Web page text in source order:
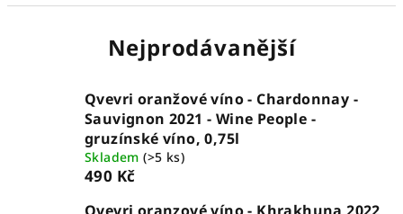
Nejprodávanější
Qvevri oranžové víno - Chardonnay -
Sauvignon 2021 - Wine People -
gruzínské víno, 0,75l
Skladem(>5 ks)
490 Kč